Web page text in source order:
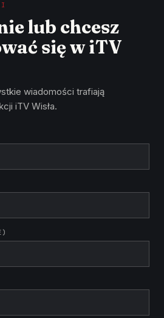
lub chcesz
się w iTV
wiadomości trafiają
iTV Wisła.